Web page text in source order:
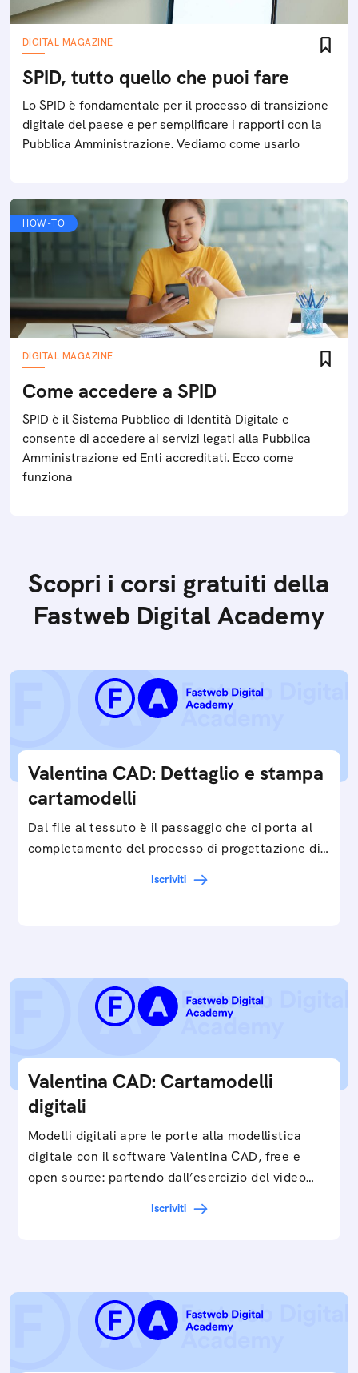
DIGITAL MAGAZINE
SPID, tutto quello che puoi fare
Lo SPID è fondamentale per il processo di transizione
digitale del paese e per semplificare i rapporti con la
Pubblica Amministrazione. Vediamo come usarlo
HOW-TO
DIGITAL MAGAZINE
Come accedere a SPID
SPID è il Sistema Pubblico di Identità Digitale e
consente di accedere ai servizi legati alla Pubblica
Amministrazione ed Enti accreditati. Ecco come
funziona
Scopri i corsi gratuiti della
Fastweb Digital Academy
Valentina CAD: Dettaglio e stampa
cartamodelli
Dal file al tessuto è il passaggio che ci porta al
completamento del processo di progettazione di
Iscriviti
Valentina CAD: Cartamodelli
digitali
Modelli digitali apre le porte alla modellistica
digitale con il software Valentina CAD, free e
open source: partendo dall’esercizio del video…
Iscriviti